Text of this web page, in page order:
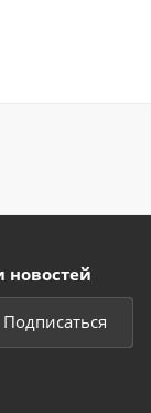
новостей
Подписаться